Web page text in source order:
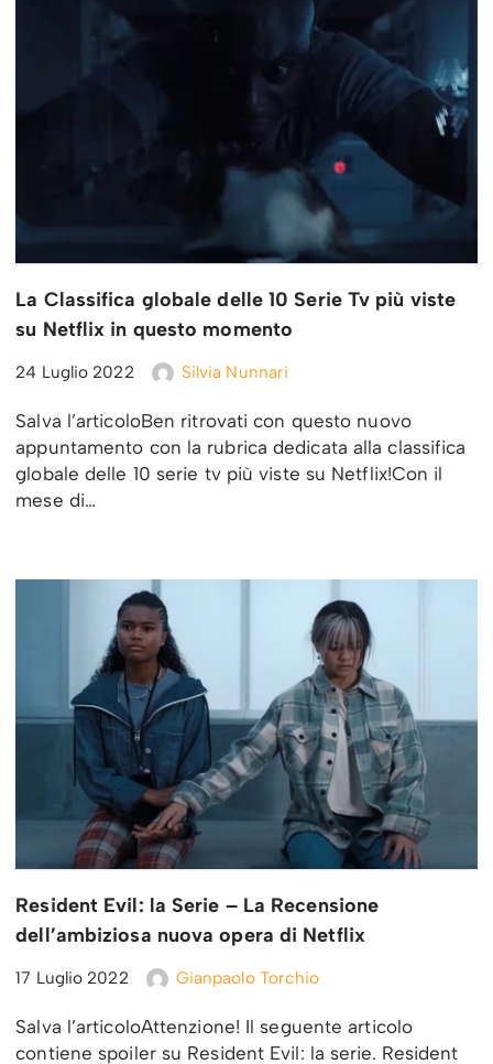
La Classifica globale delle 10 Serie Tv più viste
su Netflix in questo momento
24 Luglio 2022 Silvia Nunnari
Salva l’articoloBen ritrovati con questo nuovo
appuntamento con la rubrica dedicata alla classifica
globale delle 10 serie tv più viste su Netflix!Con il
mese di…
Resident Evil: la Serie – La Recensione
dell’ambiziosa nuova opera di Netflix
17 Luglio 2022 Gianpaolo Torchio
Salva l’articoloAttenzione! Il seguente articolo
contiene spoiler su Resident Evil: la serie. Resident